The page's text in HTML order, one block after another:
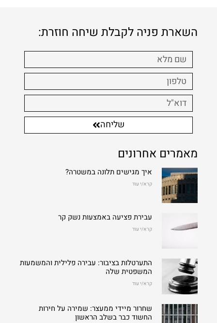
השארת פניה לקבלת שיחה חוזרת:
שליחה
מאמרים אחרונים
איך מגישים תלונה במשטרה?
קרא/י עוד
עבירת פציעה באמצעות נשק קר
קרא/י עוד
התערטלות בציבור: עבירה פלילית והמשמעות
המשפטית שלה
קרא/י עוד
שחרור מיידי ממעצר: שמירה על חירות
החשוד כבר בשלב הראשון